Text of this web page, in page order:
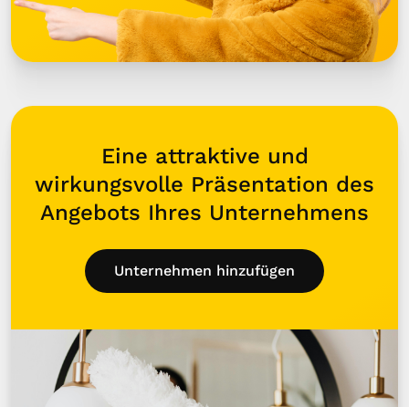
Eine attraktive und
wirkungsvolle Präsentation des
Angebots Ihres Unternehmens
Unternehmen hinzufügen